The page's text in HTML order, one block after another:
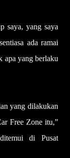
saya, yang saya
ada ramai
apa yang berlaku
yang dilakukan
Free Zone itu,”
di Pusat